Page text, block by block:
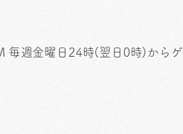
毎週金曜日24時(翌日0時)からゲ